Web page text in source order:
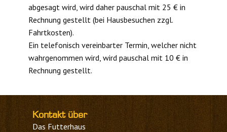
abgesagt wird, wird daher pauschal mit 25 € in
Rechnung gestellt (bei Hausbesuchen zzgl.
Fahrtkosten).
Ein telefonisch vereinbarter Termin, welcher nicht
wahrgenommen wird, wird pauschal mit 10 € in
Rechnung gestellt.
Kontakt über
Das Futterhaus